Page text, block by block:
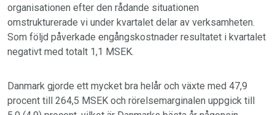
organisationen efter den rådande situationen
omstrukturerade vi under kvartalet delar av verksamheten.
Som följd påverkade engångskostnader resultatet i kvartalet
negativt med totalt 1,1 MSEK.
Danmark gjorde ett mycket bra helår och växte med 47,9
procent till 264,5 MSEK och rörelsemarginalen uppgick till